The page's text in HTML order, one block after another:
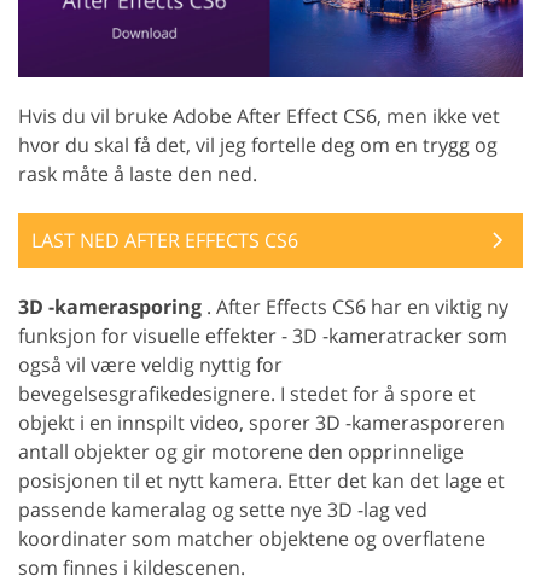
Hvis du vil bruke Adobe After Effect CS6, men ikke vet
hvor du skal få det, vil jeg fortelle deg om en trygg og
rask måte å laste den ned.
LAST NED AFTER EFFECTS CS6
3D -kamerasporing . After Effects CS6 har en viktig ny
funksjon for visuelle effekter - 3D -kameratracker som
også vil være veldig nyttig for
bevegelsesgrafikedesignere. I stedet for å spore et
objekt i en innspilt video, sporer 3D -kamerasporeren
antall objekter og gir motorene den opprinnelige
posisjonen til et nytt kamera. Etter det kan det lage et
passende kameralag og sette nye 3D -lag ved
koordinater som matcher objektene og overflatene
som finnes i kildescenen.